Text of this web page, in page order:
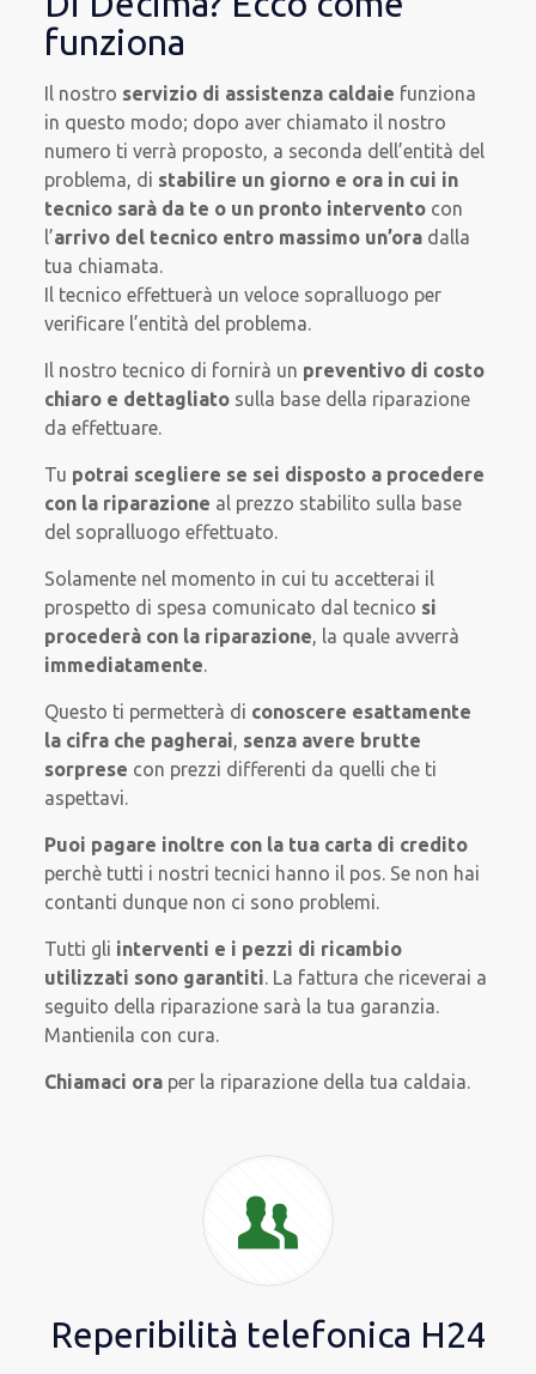
funziona
Il nostro servizio di assistenza caldaie funziona
in questo modo; dopo aver chiamato il nostro
numero ti verrà proposto, a seconda dell’entità del
problema, di stabilire un giorno e ora in cui in
tecnico sarà da te o un pronto intervento con
l’arrivo del tecnico entro massimo un’ora dalla
tua chiamata.
Il tecnico effettuerà un veloce sopralluogo per
verificare l’entità del problema.
Il nostro tecnico di fornirà un preventivo di costo
chiaro e dettagliato sulla base della riparazione
da effettuare.
Tu potrai scegliere se sei disposto a procedere
con la riparazione al prezzo stabilito sulla base
del sopralluogo effettuato.
Solamente nel momento in cui tu accetterai il
prospetto di spesa comunicato dal tecnico si
procederà con la riparazione, la quale avverrà
immediatamente.
Questo ti permetterà di conoscere esattamente
la cifra che pagherai, senza avere brutte
sorprese con prezzi differenti da quelli che ti
aspettavi.
Puoi pagare inoltre con la tua carta di credito
perchè tutti i nostri tecnici hanno il pos. Se non hai
contanti dunque non ci sono problemi.
Tutti gli interventi e i pezzi di ricambio
utilizzati sono garantiti. La fattura che riceverai a
seguito della riparazione sarà la tua garanzia.
Mantienila con cura.
Chiamaci ora per la riparazione della tua caldaia.
Reperibilità telefonica H24